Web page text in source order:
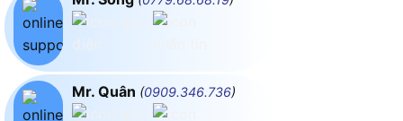
Mr. Quân (0909.346.736)